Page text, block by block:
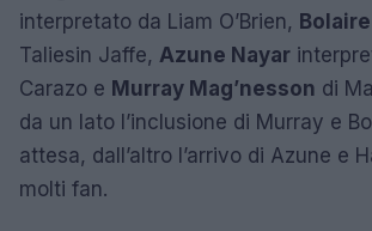
interpretato da Liam O’Brien,
Taliesin Jaffe, Azune Nayar
Carazo e Murray Mag’nesson di
da un lato l’inclusione di Murray e
attesa, dall’altro l’arrivo di Azune e
molti fan.